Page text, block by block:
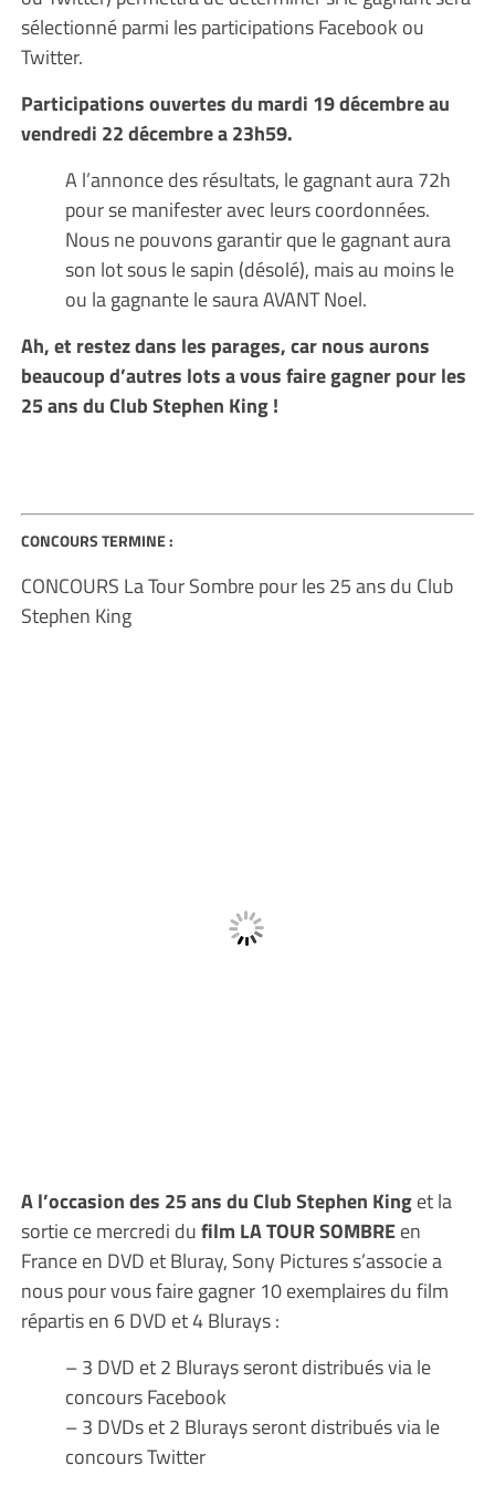
sélectionné parmi les participations Facebook ou
Twitter.
Participations ouvertes du mardi 19 décembre au
vendredi 22 décembre a 23h59.
A l’annonce des résultats, le gagnant aura 72h
pour se manifester avec leurs coordonnées.
Nous ne pouvons garantir que le gagnant aura
son lot sous le sapin (désolé), mais au moins le
ou la gagnante le saura AVANT Noel.
Ah, et restez dans les parages, car nous aurons
beaucoup d’autres lots a vous faire gagner pour les
25 ans du Club Stephen King !
CONCOURS TERMINE :
CONCOURS La Tour Sombre pour les 25 ans du Club
Stephen King
A l’occasion des 25 ans du Club Stephen Kinget la
sortie ce mercredi dufilm LA TOUR SOMBREen
France en DVD et Bluray, Sony Pictures s’associe a
nous pour vous faire gagner 10 exemplaires du film
répartis en 6 DVD et 4 Blurays :
– 3 DVD et 2 Blurays seront distribués via le
concours Facebook
– 3 DVDs et 2 Blurays seront distribués via le
concours Twitter